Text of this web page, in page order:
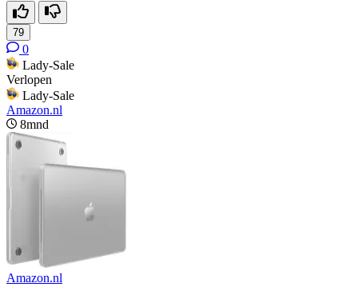
79
0
Lady-Sale
Verlopen
Lady-Sale
Amazon.nl
8mnd
Amazon.nl